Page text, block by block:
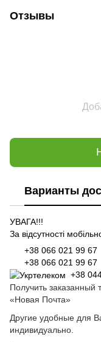
Отзывы
Варианты
УВАГА!!!
За відсутності
+38 066 021 99 67
+38 066 021 99 67
+38
Получить заказанный
«Новая Почта»
Другие удобные для
индивидуально.